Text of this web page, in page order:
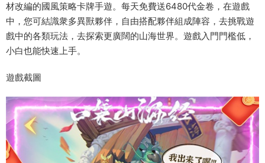
材改編的國風策略卡牌手遊。每天免費送6480代金卷，在遊戲
中，您可結識衆多異獸夥伴，自由搭配夥伴組成陣容，去挑戰遊
戲中的各類玩法，去探索更廣闊的山海世界。遊戲入門門檻低，
小白也能快速上手。
遊戲截圖